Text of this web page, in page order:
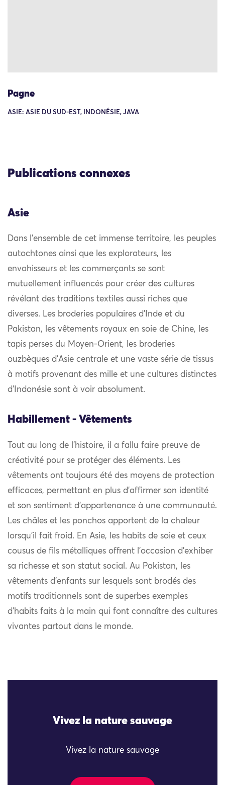
Pagne
ASIE: ASIE DU SUD-EST, INDONÉSIE, JAVA
Publications connexes
Asie
Dans l’ensemble de cet immense territoire, les peuples
autochtones ainsi que les explorateurs, les
envahisseurs et les commerçants se sont
mutuellement influencés pour créer des cultures
révélant des traditions textiles aussi riches que
diverses. Les broderies populaires d’Inde et du
Pakistan, les vêtements royaux en soie de Chine, les
tapis perses du Moyen-Orient, les broderies
ouzbèques d’Asie centrale et une vaste série de tissus
à motifs provenant des mille et une cultures distinctes
d’Indonésie sont à voir absolument.
Habillement - Vêtements
Tout au long de l’histoire, il a fallu faire preuve de
créativité pour se protéger des éléments. Les
vêtements ont toujours été des moyens de protection
efficaces, permettant en plus d’affirmer son identité
et son sentiment d’appartenance à une communauté.
Les châles et les ponchos apportent de la chaleur
lorsqu’il fait froid. En Asie, les habits de soie et ceux
cousus de fils métalliques offrent l’occasion d’exhiber
sa richesse et son statut social. Au Pakistan, les
vêtements d’enfants sur lesquels sont brodés des
motifs traditionnels sont de superbes exemples
d’habits faits à la main qui font connaître des cultures
vivantes partout dans le monde.
Vivez la nature sauvage
Vivez la nature sauvage